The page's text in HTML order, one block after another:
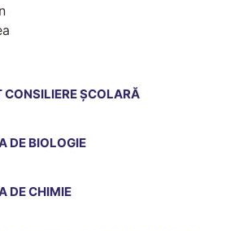
CONSILIERE ȘCOLARĂ
DE BIOLOGIE
DE CHIMIE